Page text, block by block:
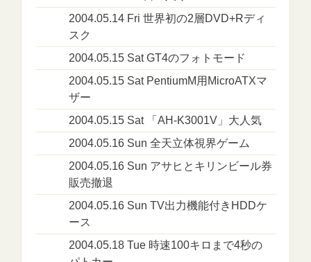
2004.05.14 Fri 世界初の2層DVD+Rディ
スク
2004.05.15 Sat GT4のフォトモード
2004.05.15 Sat PentiumM用MicroATXマ
ザー
2004.05.15 Sat 「AH-K3001V」大人気
2004.05.16 Sun 全天立体視界ゲーム
2004.05.16 Sun アサヒとキリンビール券
販売撤退
2004.05.16 Sun TV出力機能付きHDDケ
ース
2004.05.18 Tue 時速100キロまで4秒の